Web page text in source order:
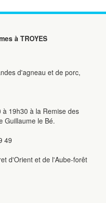
à TROYES
d'agneau et de porc,
19h30 à la Remise des
Guillaume le Bé.
49
d'Orient et de l'Aube-forêt